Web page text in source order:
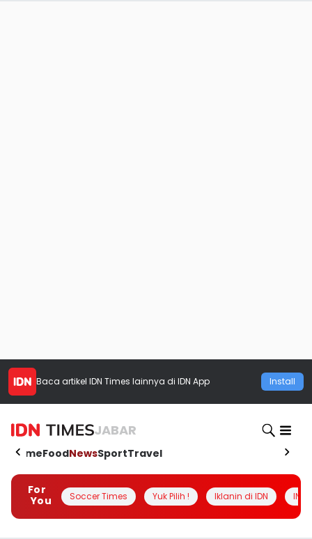
Baca artikel IDN Times lainnya di IDN App Install
JABAR
HomeFoodNewsSportTravel
For
You
Soccer Times Yuk Pilih ! Iklanin di IDN